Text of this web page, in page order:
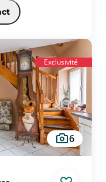
et équipée,
spacieuse et salle
Exclusivité
6